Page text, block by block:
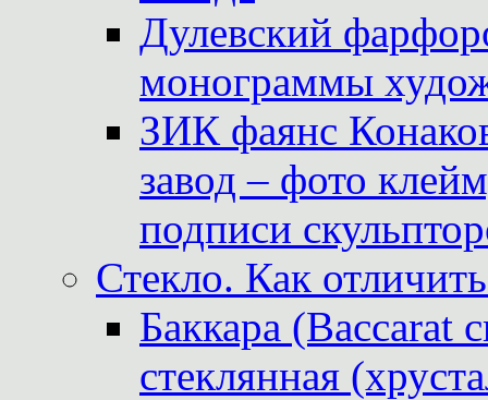
Дулевский
монограммы
ЗИК фаянс
завод – фото
подписи
Стекло. Как
Баккара (Baccarat
стеклянная